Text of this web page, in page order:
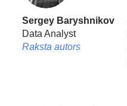
Sergey Baryshnikov
Data Analyst
Raksta autors